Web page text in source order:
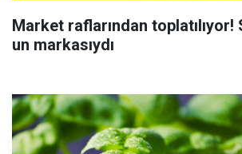
Market raflarından toplatılıyor!
un markasıydı